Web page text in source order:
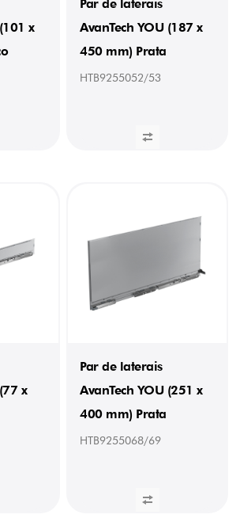
x
Par de laterais
AvanTech YOU (187 x
450 mm) Prata
HTB9255052/53
x
Par de laterais
AvanTech YOU (251 x
400 mm) Prata
HTB9255068/69